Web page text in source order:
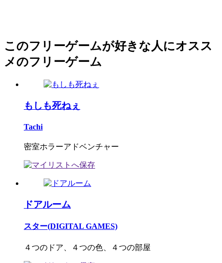
このフリーゲームが好きな人にオスス
メのフリーゲーム
もしも死ねぇ
Tachi
密室ホラーアドベンチャー
ドアルーム
スター(DIGITAL GAMES)
４つのドア、４つの色、４つの部屋